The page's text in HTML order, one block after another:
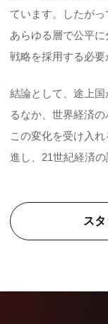
ています。したが
あらゆる層で公平
戦略を採用する必要
結論として、途上
るなか、世界経済
この変化を受け入
進し、21世紀経済の
ス